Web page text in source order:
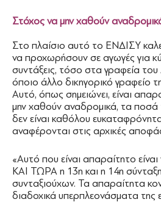
Στόχος να μην χαθούν
Στο πλαίσιο αυτό το ΕΝΔΙΣΥ
να προχωρήσουν σε αγωγές για
συντάξεις, τόσο στα γραφεία
όποιο άλλο δικηγορικό γραφείο
Αυτό, όπως σημειώνει, είναι
μην χαθούν αναδρομικά, τα ποσά
δεν είναι καθόλου
αναφέρονται στις αρχικές
«Αυτό που είναι απαραίτητο
ΚΑΙ ΤΩΡΑ η 13η και η 14η
συνταξιούχων. Τα απαραίτητα
διαδοχικά υπερπλεονάσματα της